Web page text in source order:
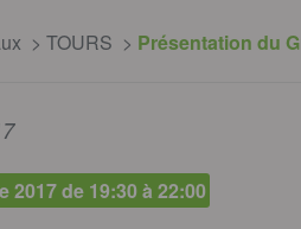
TOURS Présentation du
2017 de 19:30 à 22:00